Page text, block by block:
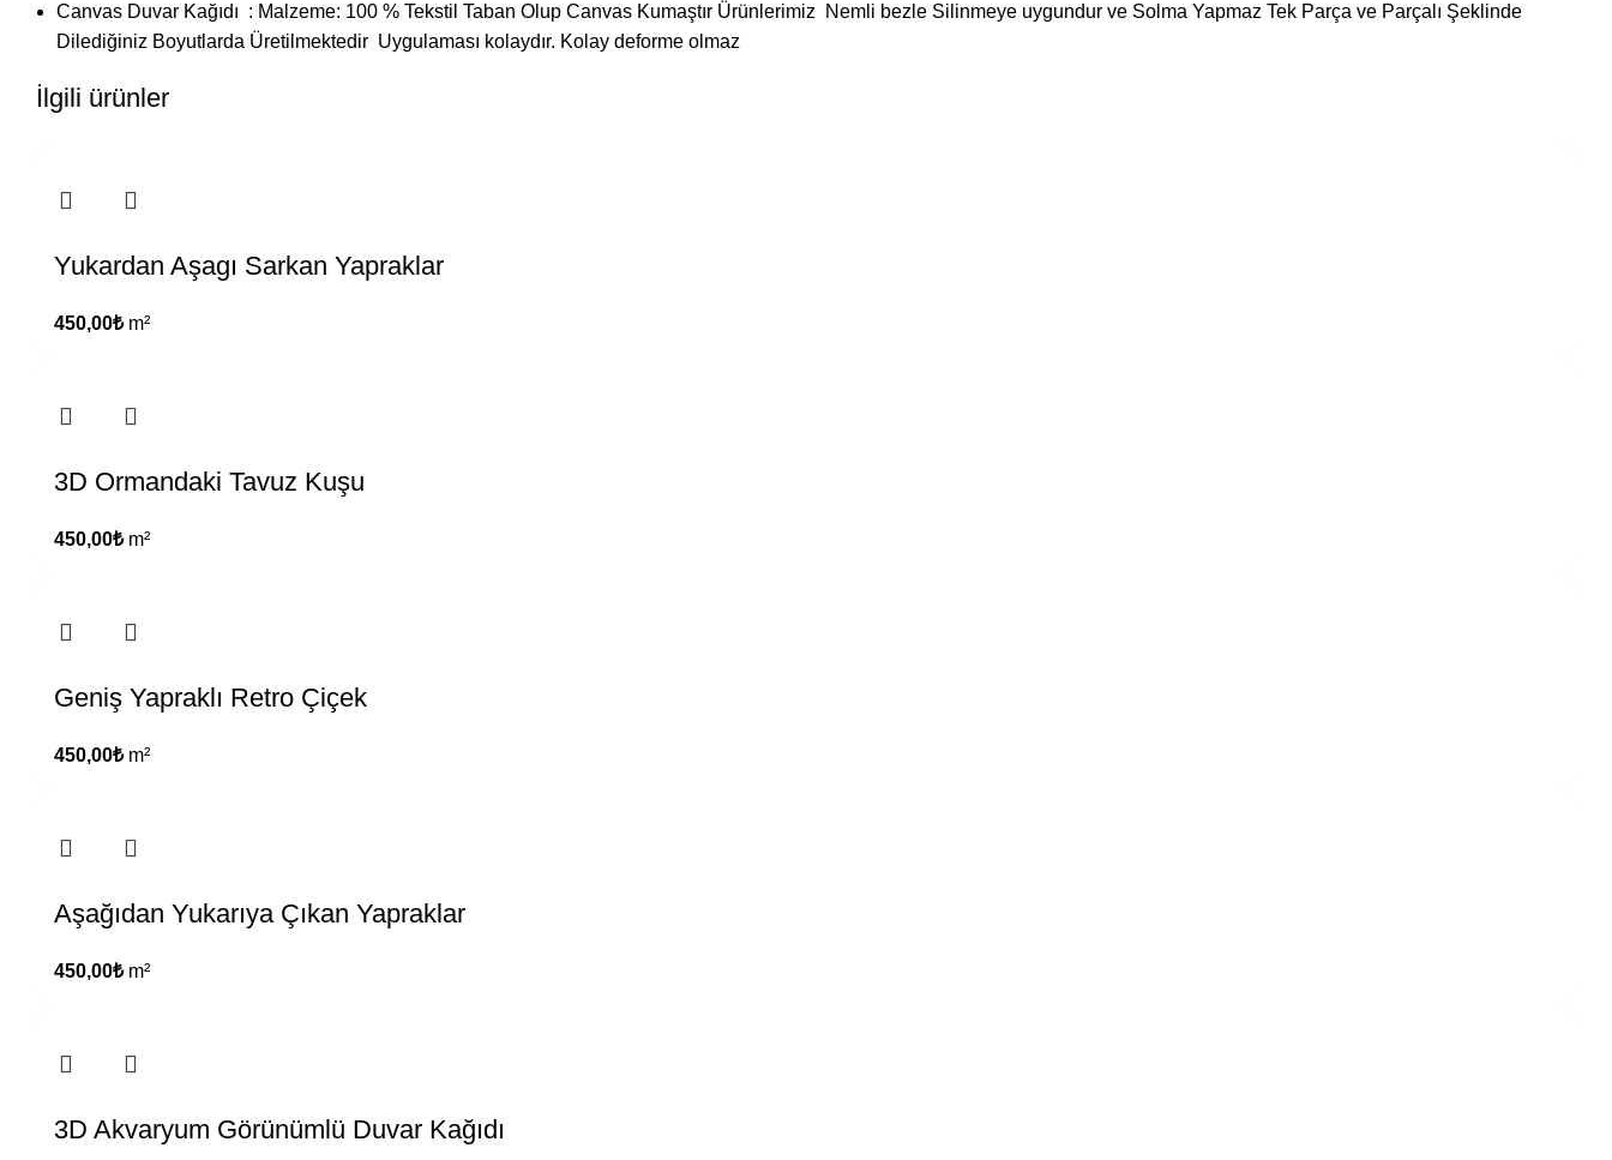
Canvas Duvar Kağıdı : Malzeme: 100 % Tekstil Taban Olup Canvas Kumaştır Ürünlerimiz Nemli bezle Silinmeye uygundur ve Solma Yapmaz Tek Parça ve Parçalı Şeklinde
Dilediğiniz Boyutlarda Üretilmektedir Uygulaması kolaydır. Kolay deforme olmaz
İlgili ürünler
Yukardan Aşagı Sarkan Yapraklar
450,00₺m²
3D Ormandaki Tavuz Kuşu
450,00₺m²
Geniş Yapraklı Retro Çiçek
450,00₺m²
Aşağıdan Yukarıya Çıkan Yapraklar
450,00₺m²
3D Akvaryum Görünümlü Duvar Kağıdı